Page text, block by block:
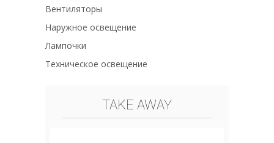
Вентиляторы
Наружное освещение
Лампочки
Техническое освещение
TAKE AWAY